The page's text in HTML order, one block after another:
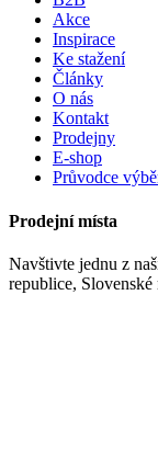
Akce
Inspirace
Ke stažení
Články
O nás
Kontakt
Prodejny
E-shop
Průvodce
Prodejní místa
Navštivte jednu z
republice,